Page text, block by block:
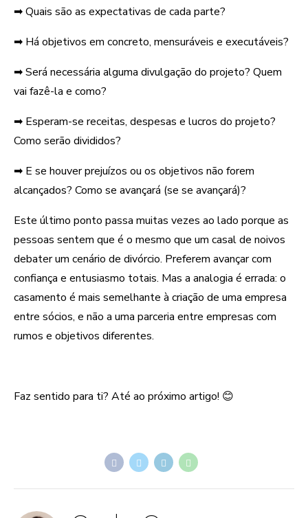
➡ Quais são as expectativas de cada parte?
➡ Há objetivos em concreto, mensuráveis e executáveis?
➡ Será necessária alguma divulgação do projeto? Quem
vai fazê-la e como?
➡ Esperam-se receitas, despesas e lucros do projeto?
Como serão divididos?
➡ E se houver prejuízos ou os objetivos não forem
alcançados? Como se avançará (se se avançará)?
Este último ponto passa muitas vezes ao lado porque as
pessoas sentem que é o mesmo que um casal de noivos
debater um cenário de divórcio. Preferem avançar com
confiança e entusiasmo totais. Mas a analogia é errada: o
casamento é mais semelhante à criação de uma empresa
entre sócios, e não a uma parceria entre empresas com
rumos e objetivos diferentes.
Faz sentido para ti? Até ao próximo artigo! 😊